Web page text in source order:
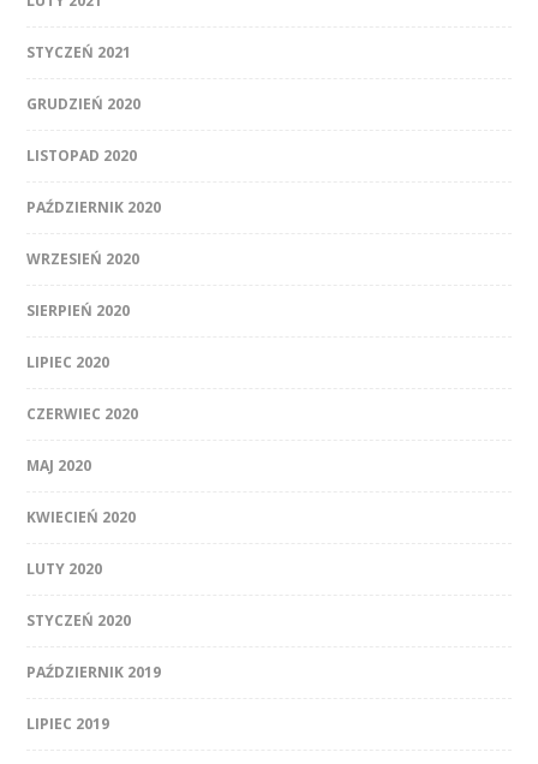
STYCZEŃ 2021
GRUDZIEŃ 2020
LISTOPAD 2020
PAŹDZIERNIK 2020
WRZESIEŃ 2020
SIERPIEŃ 2020
LIPIEC 2020
CZERWIEC 2020
MAJ 2020
KWIECIEŃ 2020
LUTY 2020
STYCZEŃ 2020
PAŹDZIERNIK 2019
LIPIEC 2019